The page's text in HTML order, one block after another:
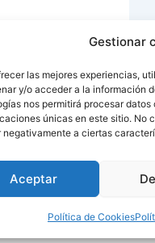
Gestionar
las mejores experiencias,
y/o acceder a la información
nos permitirá procesar
únicas en este sitio. No
negativamente a ciertas
Aceptar
Política de Cookies
SIGUIENTE
MARMOLEADO